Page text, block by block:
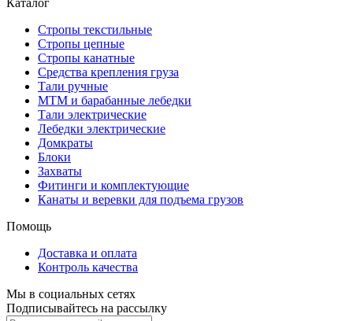
Каталог
Стропы текстильные
Стропы цепные
Стропы канатные
Средства крепления груза
Тали ручные
МТМ и барабанные лебедки
Тали электрические
Лебедки электрические
Домкраты
Блоки
Захваты
Фитинги и комплектующие
Канаты и веревки для подъема грузов
Помощь
Доставка и оплата
Контроль качества
Мы в социальных сетях
Подписывайтесь на рассылку